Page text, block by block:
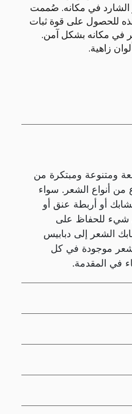
الشارد في مكانه. صُممت
للحصول على قوة ثبات
في مكانه بشكل آمن.
زاهية.
ومتنوعة ومبتكرة من
أنواع الشعر. سواء
أو أربطة عنق أو
شيء للحفاظ على
الشعر إلى دبابيس
موجودة في كل
في المقدمة.